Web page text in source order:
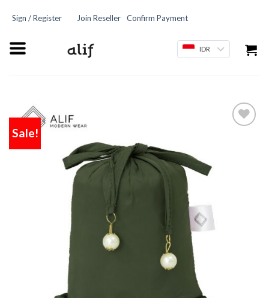
Sign / Register Join Reseller Confirm Payment
IDR
Sale!